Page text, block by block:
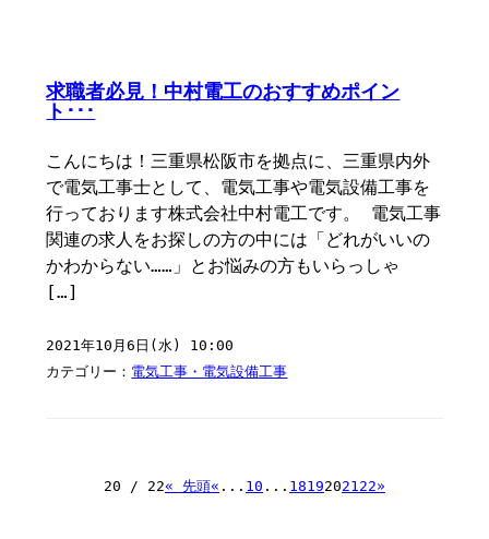
求職者必見！中村電工のおすすめポイン
ト･･･
こんにちは！三重県松阪市を拠点に、三重県内外
で電気工事士として、電気工事や電気設備工事を
行っております株式会社中村電工です。 電気工事
関連の求人をお探しの方の中には「どれがいいの
かわからない……」とお悩みの方もいらっしゃ
[…]
2021年10月6日(水) 10:00
カテゴリー： 電気工事・電気設備工事
20 / 22« 先頭« ... 10 ... 18192021 22»